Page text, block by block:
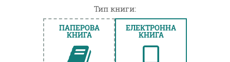
Тип книги:
ПАПЕРОВА
КНИГА
ЕЛЕКТРОННА
КНИГА